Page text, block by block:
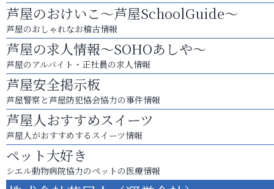
芦屋のおけいこ～芦屋SchoolGuide～
芦屋のおしゃれなお稽古情報
芦屋の求人情報～SOHOあしや～
芦屋のアルバイト・正社員の求人情報
芦屋安全掲示板
芦屋警察と芦屋防犯協会協力の事件情報
芦屋人おすすめスイーツ
芦屋人がおすすめするスイーツ情報
ペット大好き
シエル動物病院協力のペットの医療情報